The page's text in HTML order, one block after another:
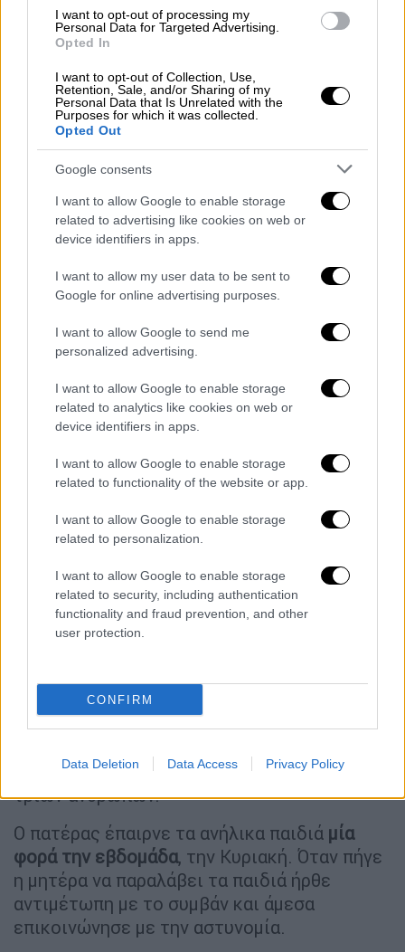
I want to opt-out of processing my
Personal Data for Targeted Advertising.
Opted In
I want to opt-out of Collection, Use,
Retention, Sale, and/or Sharing of my
Personal Data that Is Unrelated with the
Purposes for which it was collected.
Opted Out
Google consents
I want to allow Google to enable storage
related to advertising like cookies on web or
device identifiers in apps.
I want to allow my user data to be sent to
Google for online advertising purposes.
I want to allow Google to send me
personalized advertising.
I want to allow Google to enable storage
related to analytics like cookies on web or
device identifiers in apps.
I want to allow Google to enable storage
related to functionality of the website or app.
I want to allow Google to enable storage
related to personalization.
I want to allow Google to enable storage
related to security, including authentication
functionality and fraud prevention, and other
user protection.
CONFIRM
Data Deletion Data Access Privacy Policy
Τι λέει ο αναπληρωτής Γενικός
Γραμματέας Ένωσης Αστυνομικών
Χρήστος Συμεωνίδης, αναπληρωτής
Γενικός Γραμματέας Ένωσης Αστυνομικών
Θεσσαλονίκης μίλησε στην εκπομπή
«Κοινωνία Ώρα MEGA» για το περιστατικό
και για τις συνθήκες διάσωσης των παιδιών.
Ο κ. Συμεωνίδης είπε πως
υπόθεση.Όταν έφθασαν οι αστυνομικοί
ζήτησαν ασυρματικά να σπάσουν το τζάμι
επιχειρήσεων δόθηκε η αντίστοιχη άδεια.
Χαρακτηριστική ήταν η περιγραφή του
αναπληρωτή Γενικού Γραμματέα Ένωσης
Αστυνομικών Θεσσαλονίκης: «”Παγώσαμε
όταν η πρώτη διαβίβαση του περιπολικού
λίγων δευτερολέπτων
ανησυχητικής διαβίβασης των αστυνομικών
αυτοκινήτου -σώζοντας την ζωή και των
τριών ανθρώπων.
Ο πατέρας έπαιρνε τα ανήλικα παιδιά μία
φορά την εβδομάδα, την Κυριακή. Όταν πήγε
η μητέρα να παραλάβει τα παιδιά ήρθε
αντιμέτωπη με το συμβάν και άμεσα
επικοινώνησε με την αστυνομία.